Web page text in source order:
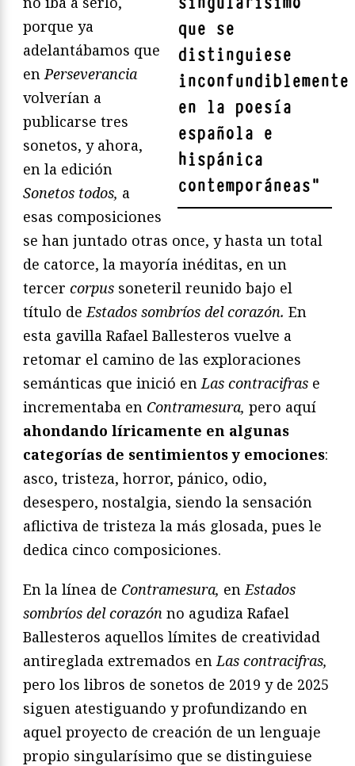
que se
distinguiese
inconfundiblemente
en la poesía
española e
hispánica
contemporáneas"
porque ya
adelantábamos que
enPerseverancia
volverían a
publicarse tres
sonetos, y ahora,
en la edición
Sonetos todos, a
esas composiciones
se han juntado otras once, y hasta un total
de catorce, la mayoría inéditas, en un
tercer corpus soneteril reunido bajo el
título deEstados sombríos del corazón. En
esta gavilla Rafael Ballesteros vuelve a
retomar el camino de las exploraciones
semánticas que inició enLas contracifras e
incrementaba en Contramesura, pero aquí
ahondando líricamente en algunas
categorías de sentimientos y emociones:
asco, tristeza, horror, pánico, odio,
desespero, nostalgia, siendo la sensación
aflictiva de tristeza la más glosada, pues le
dedica cinco composiciones.
En la línea de Contramesura, enEstados
sombríos del corazón no agudiza Rafael
Ballesteros aquellos límites de creatividad
antireglada extremados enLas contracifras,
pero los libros de sonetos de 2019 y de 2025
siguen atestiguando y profundizando en
aquel proyecto de creación de un lenguaje
propio singularísimo que se distinguiese